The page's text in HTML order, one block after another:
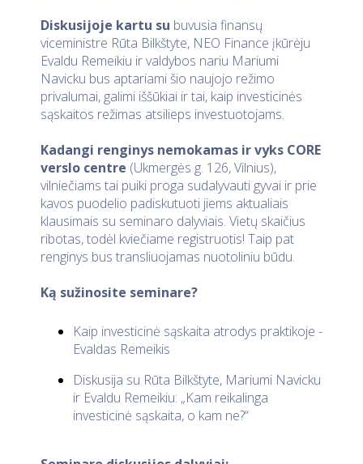
Diskusijoje kartu su buvusia finansų
viceministre Rūta Bilkštyte, NEO Finance įkūrėju
Evaldu Remeikiu ir valdybos nariu Mariumi
Navicku bus aptariami šio naujojo režimo
privalumai, galimi iššūkiai ir tai, kaip investicinės
sąskaitos režimas atsilieps investuotojams.
Kadangi renginys nemokamas ir vyks CORE
verslo centre (Ukmergės g. 126, Vilnius),
vilniečiams tai puiki proga sudalyvauti gyvai ir prie
kavos puodelio padiskutuoti jiems aktualiais
klausimais su seminaro dalyviais. Vietų skaičius
ribotas, todėl kviečiame registruotis! Taip pat
renginys bus transliuojamas nuotoliniu būdu.
Ką sužinosite seminare?
Kaip investicinė sąskaita atrodys praktikoje -
Evaldas Remeikis
Diskusija su Rūta Bilkštyte, Mariumi Navicku
ir Evaldu Remeikiu: „Kam reikalinga
investicinė sąskaita, o kam ne?“